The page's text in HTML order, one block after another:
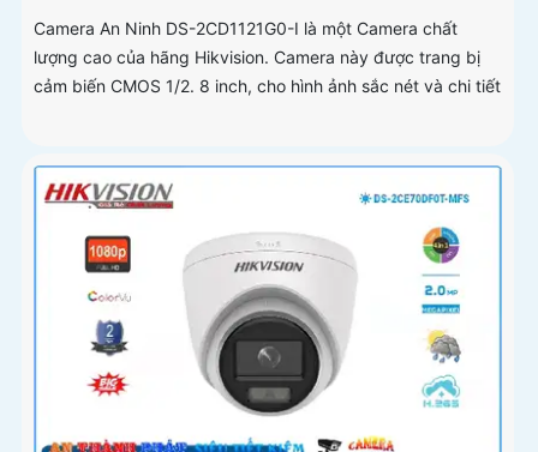
Camera An Ninh DS-2CD1121G0-I là một Camera chất
lượng cao của hãng Hikvision. Camera này được trang bị
cảm biến CMOS 1/2. 8 inch, cho hình ảnh sắc nét và chi tiết